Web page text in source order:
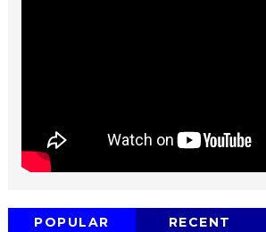
POPULAR RECENT